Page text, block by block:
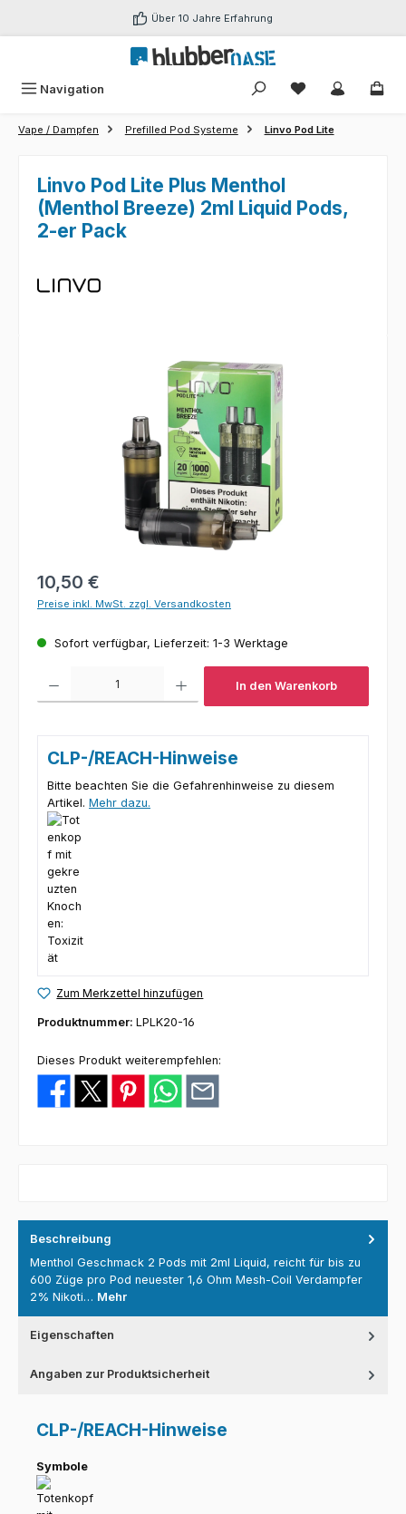
Zum Hauptinhalt springen Über 10 Jahre Erfahrung
Navigation Du hast 0
Vape / Dampfen Prefilled Pod Systeme Linvo Pod Lite
Linvo Pod Lite Plus Menthol
(Menthol Breeze) 2ml Liquid Pods,
2-er Pack
Bildergalerie überspringen
Regulärer Preis:
10,50 €
Preise inkl. MwSt. zzgl. Versandkosten
Sofort verfügbar, Lieferzeit: 1-3 Werktage
In den Warenkorb
CLP-/REACH-Hinweise
Bitte beachten Sie die Gefahrenhinweise zu diesem
Artikel. Mehr dazu.
Zum Merkzettel hinzufügen
Produktnummer: LPLK20-16
Dieses Produkt weiterempfehlen:
Beschreibung
Menthol Geschmack 2 Pods mit 2ml Liquid, reicht für bis zu
600 Züge pro Pod neuester 1,6 Ohm Mesh-Coil Verdampfer
2% Nikoti… Mehr
Eigenschaften
Angaben zur Produktsicherheit
CLP-/REACH-Hinweise
Symbole